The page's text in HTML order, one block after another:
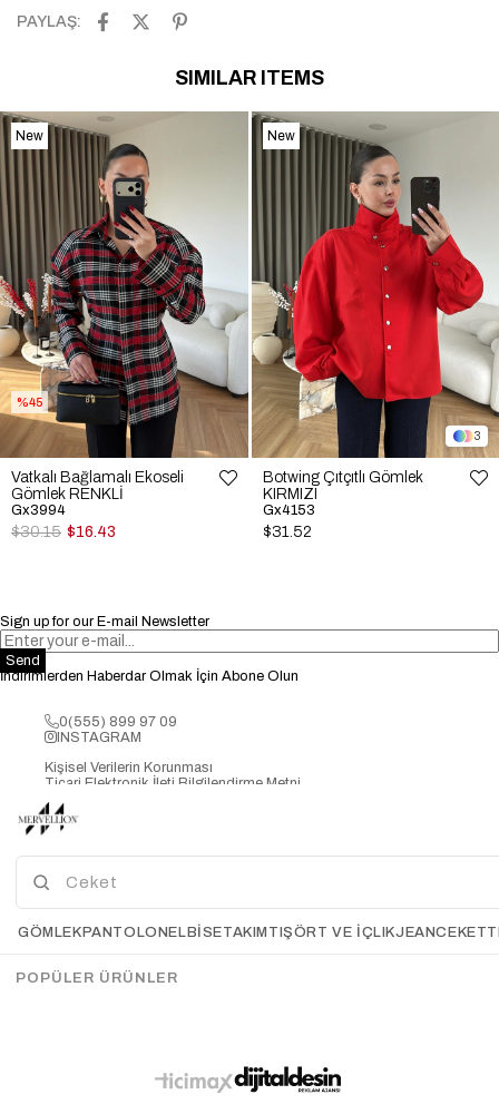
PAYLAŞ:
SIMILAR ITEMS
Vatkalı Bağlamalı Ekoseli
Gömlek RENKLİ
Gx3994
$16.43
$30.15
%45
New
Item
3
Botwing Çıtçıtlı Gömlek
KIRMIZI
Gx4153
$31.52
New
Sign up for our E-mail Newsletter
Send
İndirimlerden Haberdar Olmak İçin Abone Olun
0(555) 899 97 09
INSTAGRAM
Kişisel Verilerin Korunması
Ticari Elektronik İleti Bilgilendirme Metni
GÖMLEK PANTOLON ELBİSETAKIM TIŞÖRT VE İÇLIKJEANCEKET
POPÜLER ÜRÜNLER